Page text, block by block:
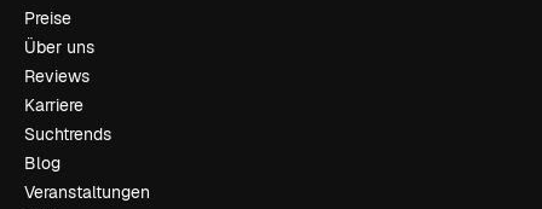
Preise
Über uns
Reviews
Karriere
Suchtrends
Blog
Veranstaltungen